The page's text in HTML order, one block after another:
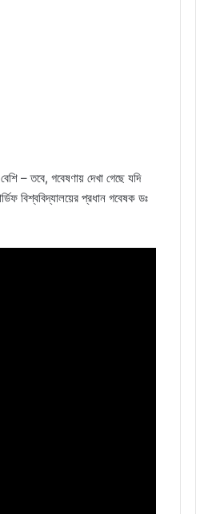
– তবে, গবেষণায় দেখা গেছে যদি
বিশ্ববিদ্যালয়ের প্রধান গবেষক ডঃ